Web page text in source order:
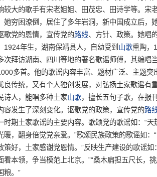
较大的歌手有宋老姐姐、田茂忠、田诗学等。宋
她穷困潦倒，居住了多年岩洞，新中国成立后，
歌党的恩情，宣传党的路线、方针、政策。她唱
1924年生，湖南保靖县人，自幼受到 山歌熏陶，
次拜访湖南、四川等地的著名歌谣师傅，其编唱
多首。他的歌谣内容丰富、题材广泛、主题突
良传统，又有个人独创发展，对弘扬土家歌谣有
诗人，能唱多种土家山歌，擅长五句子歌，在报
容发生了深刻变化。讴歌党的政策，宣传党的路
时期土家歌谣的主要内容。歌颂党的歌谣如：“
暖，翻身倍觉党亲爱。”歌颂民族政策的歌谣如：
策好，土家感谢党恩情。”反映生产建设的歌谣如
看本领，争当模范上北京。”“桑木扁担五尺长，
粮。”